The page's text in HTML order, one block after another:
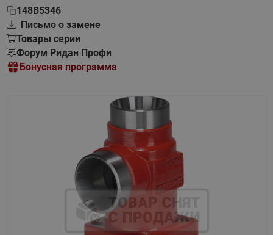
148B5346
Письмо о замене
Товары серии
Форум Ридан Профи
Бонусная программа